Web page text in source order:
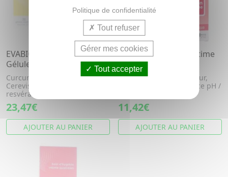
EVABIOTE Endo x30
Gélules
Curcumine, Saccharomyces
Cerevisiae Boulardii, Trans-
resvératrol, Zinc
23,47€
AJOUTER AU PANIER
EVABIOTE hygiène intime
lot de 2 flacon 250ml
Apaise et lave en douceur,
double action régulatrice pH /
11,42€
AJOUTER AU PANIER
Politique de confidentialité
Tout refuser
Gérer mes cookies
Tout accepter